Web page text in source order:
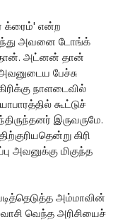
க்ரைம்' என்ற
அவனை டோங்க்
அட்னன் தான்
பேச்சு
நாளடைவில்
கூட்டுச்
இருவருமே.
கிரி
அவனுக்கு மிகுந்த
அம்மாவின்
வெந்த அரிசியைச்